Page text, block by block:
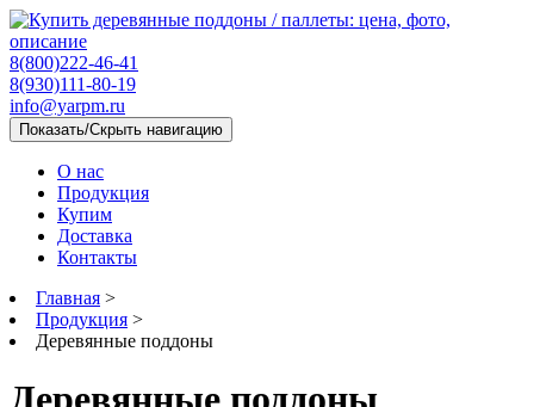
8(800)222-46-41
8(930)111-80-19
info@yarpm.ru
Показать/Скрыть навигацию
О нас
Продукция
Купим
Доставка
Контакты
Главная >
Продукция >
Деревянные поддоны